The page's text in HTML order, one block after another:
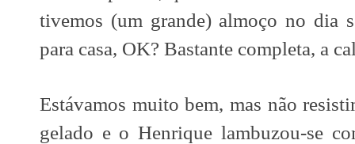
tivemos (um grande) almoço no dia
para casa, OK? Bastante completa, a
Estávamos muito bem, mas não
gelado e o Henrique lambuzou-se